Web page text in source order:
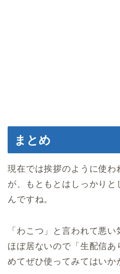
まとめ
現在では挨拶のように使わ
が、もともとはしっかりと
んですね。
「わこつ」と言われて悪
ほぼ居ないので「生配信
めてぜひ使ってみてはいか